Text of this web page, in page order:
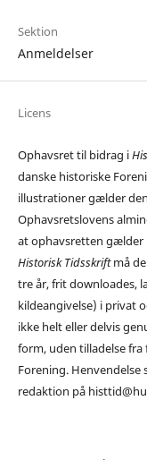
Sektion
Anmeldelser
Licens
Ophavsret til bidrag i
danske historiske
illustrationer gælder
Ophavsretslovens
at ophavsretten gælder
Historisk Tidsskriftmå
tre år, frit downloades,
kildeangivelse) i privat
ikke helt eller delvis
form, uden tilladelse
Forening. Henvendelse
redaktion på